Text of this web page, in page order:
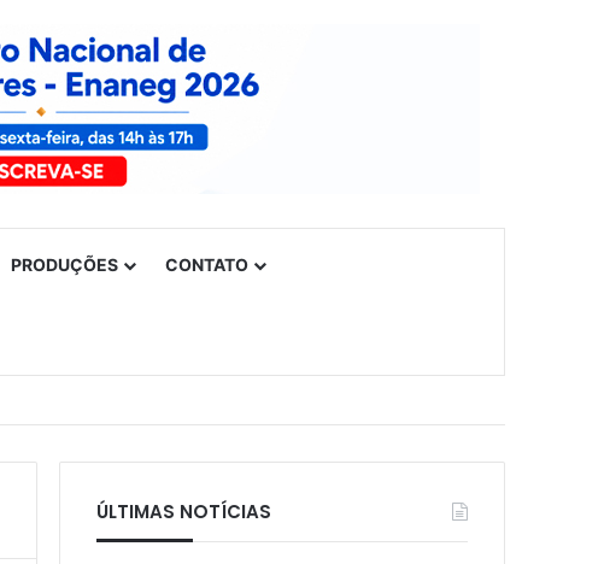
PRODUÇÕES CONTATO
ÚLTIMAS NOTÍCIAS